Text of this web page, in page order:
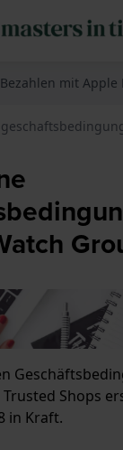
Bezahlen mit Apple
Shops
in Kraft.